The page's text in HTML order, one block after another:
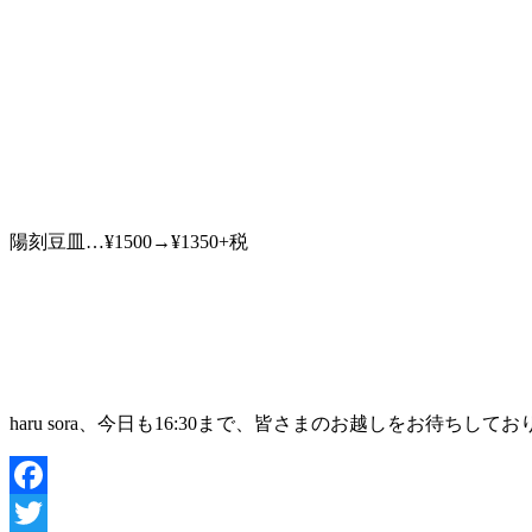
陽刻豆皿…¥1500→¥1350+税
haru sora、今日も16:30まで、皆さまのお越しをお待ちしてお
Facebook